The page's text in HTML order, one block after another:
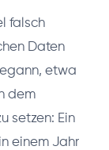
falsch
Daten
etwa
dem
setzen: Ein
einem Jahr